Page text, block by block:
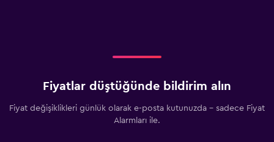
Fiyatlar düştüğünde bildirim alın
Fiyat değişiklikleri günlük olarak e-posta kutunuzda - sadece Fiyat
Alarmları ile.